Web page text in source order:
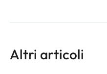
Altri articoli